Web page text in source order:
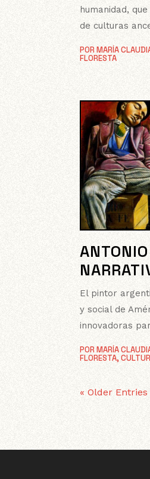
PORMARÍA
FLORESTA
humanidad,
de culturas
PORMARÍA
FLORESTA,
El pintor
y social de
innovadoras
« Older Entries